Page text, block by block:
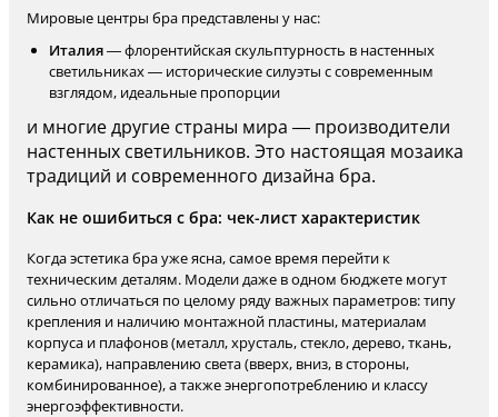
Мировые центры бра представлены у нас:
Италия— флорентийская скульптурность в настенных
светильниках — исторические силуэты с современным
взглядом, идеальные пропорции
и многие другие страны мира — производители
настенных светильников. Это настоящая мозаика
традиций и современного дизайна бра.
Как не ошибиться с бра: чек-лист характеристик
Когда эстетика бра уже ясна, самое время перейти к
техническим деталям. Модели даже в одном бюджете могут
сильно отличаться по целому ряду важных параметров: типу
крепления и наличию монтажной пластины, материалам
корпуса и плафонов (металл, хрусталь, стекло, дерево, ткань,
керамика), направлению света (вверх, вниз, в стороны,
комбинированное), а также энергопотреблению и классу
энергоэффективности.